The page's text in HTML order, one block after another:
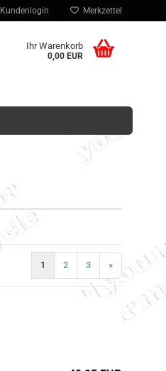
Kundenlogin Merkzettel
Ihr Warenkorb
0,00 EUR
1 2 3 »